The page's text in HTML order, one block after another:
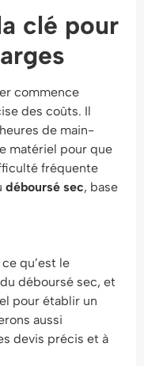
clé pour
commence
des coûts. Il
de main-
matériel pour que
fréquente
déboursé sec, base
qu’est le
déboursé sec, et
pour établir un
aussi
devis précis et à